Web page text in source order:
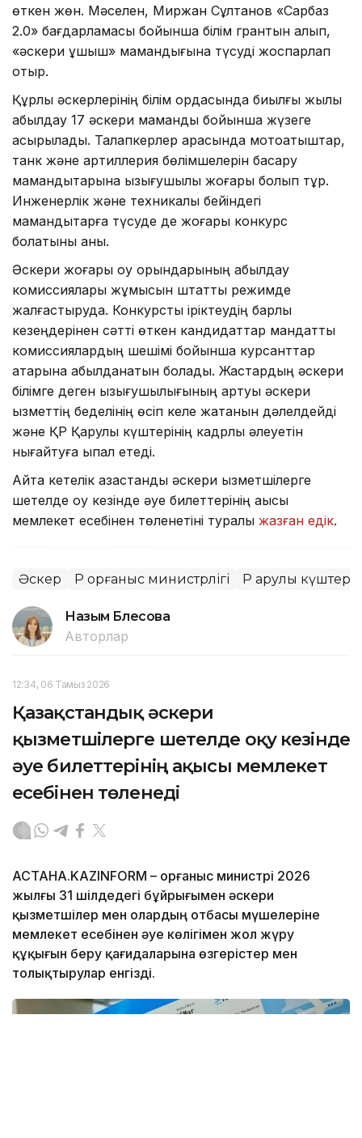
өткен жөн. Мәселен, Миржан Сұлтанов «Сарбаз
2.0» бағдарламасы бойынша білім грантын алып,
«әскери ұшқыш» мамандығына түсуді жоспарлап
отыр.
Құрлық әскерлерінің білім ордасында биылғы жылы
қабылдау 17 әскери мамандық бойынша жүзеге
асырылады. Талапкерлер арасында мотоатқыштар,
танк және артиллерия бөлімшелерін басқару
мамандықтарына қызығушылық жоғары болып тұр.
Инженерлік және техникалық бейіндегі
мамандықтарға түсуде де жоғары конкурс
болатыны анық.
Әскери жоғары оқу орындарының қабылдау
комиссиялары жұмысын штаттық режимде
жалғастыруда. Конкурстық іріктеудің барлық
кезеңдерінен сәтті өткен кандидаттар мандаттық
комиссиялардың шешімі бойынша курсанттар
қатарына қабылданатын болады. Жастардың әскери
білімге деген қызығушылығының артуы әскери
қызметтің беделінің өсіп келе жатқанын дәлелдейді
және ҚР Қарулы күштерінің кадрлық әлеуетін
нығайтуға ықпал етеді.
Айта кетелік қазақстандық әскери қызметшілерге
шетелде оқу кезінде әуе билеттерінің ақысы
мемлекет есебінен төленетіні туралы жазған едік.
Әскер ҚР Қорғаныс министрлігі ҚР Қарулы күштері
Назым Бөлесова
Авторлар
12:34, 06 Тамыз 2026
Қазақстандық әскери
қызметшілерге шетелде оқу кезінде
әуе билеттерінің ақысы мемлекет
есебінен төленеді
АСТАНА.KAZINFORM – Қорғаныс министрі 2026
жылғы 31 шілдедегі бұйрығымен әскери
қызметшілер мен олардың отбасы мүшелеріне
мемлекет есебінен әуе көлігімен жол жүру
құқығын беру қағидаларына өзгерістер мен
толықтырулар енгізді.